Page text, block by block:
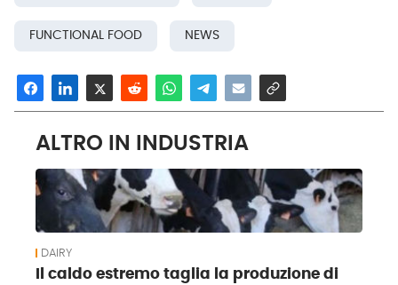
FUNCTIONAL FOOD NEWS
ALTRO IN INDUSTRIA
DAIRY
Il caldo estremo taglia la produzione di